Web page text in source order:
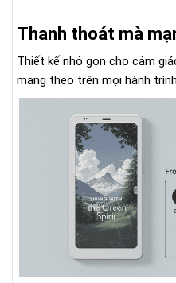
Thanh thoát mà
Thiết kế nhỏ gọn cho cảm
mang theo trên mọi hành